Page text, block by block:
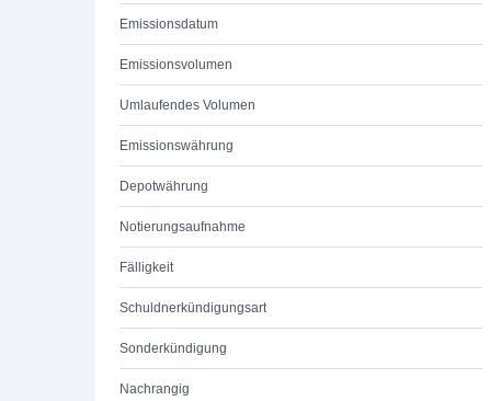
Emissionsdatum
Emissionsvolumen
Umlaufendes Volumen
Emissionswährung
Depotwährung
Notierungsaufnahme
Fälligkeit
Schuldnerkündigungsart
Sonderkündigung
Nachrangig